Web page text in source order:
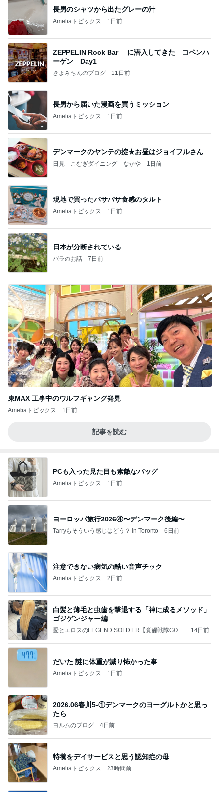
長男のシャツから出たグレーの汁
Amebaトピックス 1日前
ZEPPELIN Rock Bar に潜入してきた コペンハ
ーゲン Day1
きよみちんのブログ 11日前
長男から届いた漫画を買うミッション
Amebaトピックス 1日前
デンマークのヤンテの掟★お昼はジョイフルさん
日見 こむぎダイニング なかや 1日前
現地で買ったパサパサ食感のタルト
Amebaトピックス 1日前
日本が分断されている
バラのお話 7日前
東MAX 工事中のウルフギャング発見
Amebaトピックス 1日前
記事を読む
PCも入った見た目も素敵なバッグ
Amebaトピックス 1日前
ヨーロッパ旅行2026④〜デンマーク後編〜
Tarryもそういう感じはどう？ in Toronto 6日前
注意できない病気の酷い音声チック
Amebaトピックス 2日前
白髪と薄毛と虫歯を撃退する「神に成るメソッド」
ゴジゲンジャー編
愛とエロスのLEGEND SOLDIER【覚醒戦隊GOD
14日前
だいた 謎に体重が減り怖かった事
Amebaトピックス 1日前
2026.06春川5-①デンマークのヨーグルトかと思っ
たら
ヨルムのブログ 4日前
特養をデイサービスと思う認知症の母
Amebaトピックス 23時間前